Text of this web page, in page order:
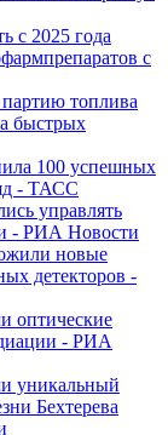
с 2025 года
с
топлива
быстрых
100 успешных
- ТАСС
управлять
- РИА Новости
новые
детекторов -
оптические
- РИА
уникальный
Бехтерева